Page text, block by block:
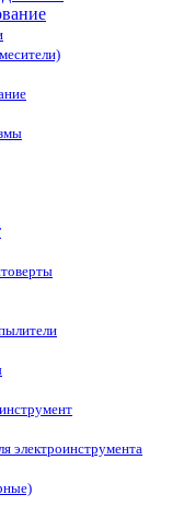
электроинструмента